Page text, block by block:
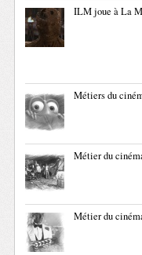
ILM joue à La
Métiers du
Métier du
Métier du